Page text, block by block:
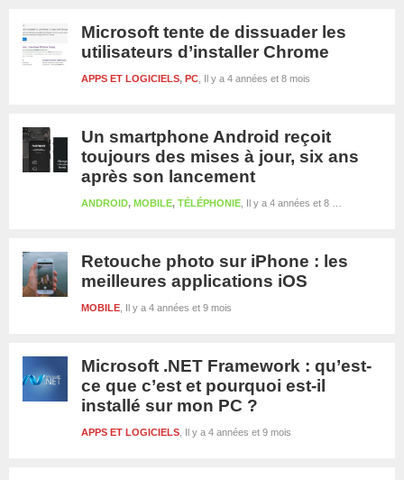
Microsoft tente de dissuader les
utilisateurs d’installer Chrome
Il y a 4 années et 8 mois
APPS ET LOGICIELS, PC
Un smartphone Android reçoit
toujours des mises à jour, six ans
après son lancement
Il y a 4 années et 8 mois
ANDROID, MOBILE, TÉLÉPHONIE
Retouche photo sur iPhone : les
meilleures applications iOS
Il y a 4 années et 9 mois
MOBILE
Microsoft .NET Framework : qu’est-
ce que c’est et pourquoi est-il
installé sur mon PC ?
Il y a 4 années et 9 mois
APPS ET LOGICIELS